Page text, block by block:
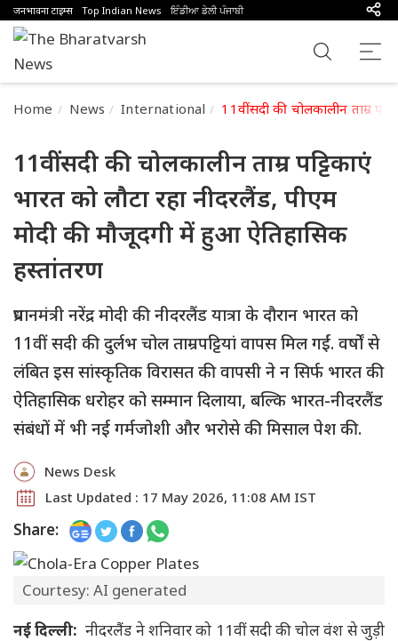
जनभावना टाइम्स Top Indian News ਇੰਡੀਆ ਡੇਲੀ ਪੰਜਾਬੀ
Home News International 11वीं सदी की चोलकालीन ताम्र
11वीं सदी की चोलकालीन ताम्र पट्टिकाएं
भारत को लौटा रहा नीदरलैंड, पीएम
मोदी की मौजूदगी में हुआ ऐतिहासिक
हस्तांतरण
प्रधानमंत्री नरेंद्र मोदी की नीदरलैंड यात्रा के दौरान भारत को
11वीं सदी की दुर्लभ चोल ताम्रपट्टियां वापस मिल गईं. वर्षों से
लंबित इस सांस्कृतिक विरासत की वापसी ने न सिर्फ भारत की
ऐतिहासिक धरोहर को सम्मान दिलाया, बल्कि भारत-नीदरलैंड
संबंधों में भी नई गर्मजोशी और भरोसे की मिसाल पेश की.
News Desk
Last Updated : 17 May 2026, 11:08 AM IST
Share:
Courtesy: AI generated
नई दिल्ली: नीदरलैंड ने शनिवार को 11वीं सदी की चोल वंश से जुड़ी